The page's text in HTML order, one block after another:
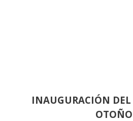
INAUGURACIÓN
OTOÑO